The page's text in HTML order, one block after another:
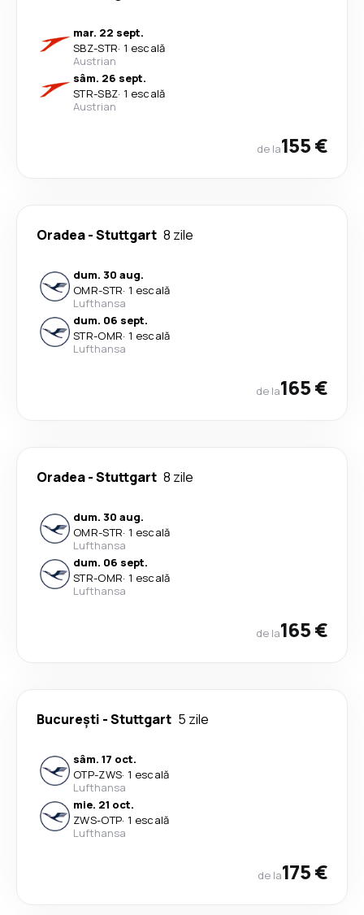
mar. 22 sept.
SBZ-STR· 1 escală
Austrian
sâm. 26 sept.
STR-SBZ· 1 escală
Austrian
de la155 €
Oradea-Stuttgart 8 zile
dum. 30 aug.
OMR-STR· 1 escală
Lufthansa
dum. 06 sept.
STR-OMR· 1 escală
Lufthansa
de la165 €
Oradea-Stuttgart 8 zile
dum. 30 aug.
OMR-STR· 1 escală
Lufthansa
dum. 06 sept.
STR-OMR· 1 escală
Lufthansa
de la165 €
București -Stuttgart 5 zile
sâm. 17 oct.
OTP-ZWS· 1 escală
Lufthansa
mie. 21 oct.
ZWS-OTP· 1 escală
Lufthansa
de la175 €